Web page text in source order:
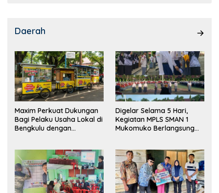
Daerah
Maxim Perkuat Dukungan
Bagi Pelaku Usaha Lokal di
Bengkulu dengan
Pasar
Digelar Selama 5 Hari,
Kegiatan MPLS SMAN 1
Mukomuko Berlangsung